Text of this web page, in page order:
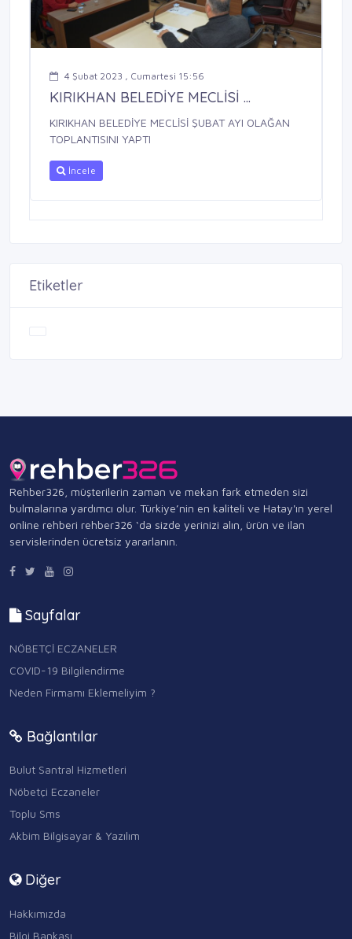
4 Şubat 2023 , Cumartesi 15:56
KIRIKHAN BELEDİYE MECLİSİ ...
KIRIKHAN BELEDİYE MECLİSİ ŞUBAT AYI OLAĞAN
TOPLANTISINI YAPTI
İncele
Etiketler
Rehber326, müşterilerin zaman ve mekan fark etmeden sizi
bulmalarına yardımcı olur. Türkiye’nin en kaliteli ve Hatay'ın yerel
online rehberi rehber326 ‘da sizde yerinizi alın, ürün ve ilan
servislerinden ücretsiz yararlanın.
Sayfalar
NÖBETÇİ ECZANELER
COVID-19 Bilgilendirme
Neden Firmamı Eklemeliyim ?
Bağlantılar
Bulut Santral Hizmetleri
Nöbetçi Eczaneler
Toplu Sms
Akbim Bilgisayar & Yazılım
Diğer
Hakkımızda
Bilgi Bankası